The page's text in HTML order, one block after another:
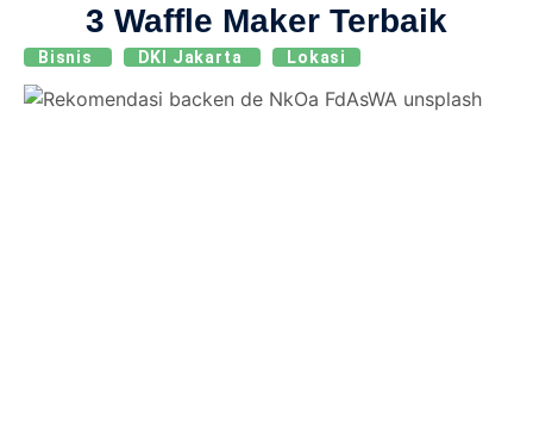
3 Waffle Maker Terbaik
Bisnis DKI Jakarta Lokasi